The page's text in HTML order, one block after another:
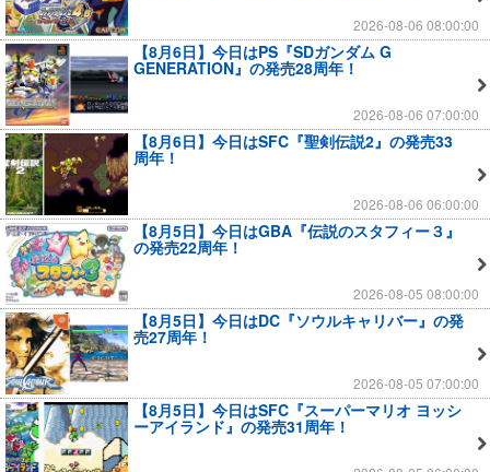
2026-08-06 08:00:00
【8月6日】今日はPS『SDガンダム G
GENERATION』の発売28周年！
2026-08-06 07:00:00
【8月6日】今日はSFC『聖剣伝説2』の発売33
周年！
2026-08-06 06:00:00
【8月5日】今日はGBA『伝説のスタフィー３』
の発売22周年！
2026-08-05 08:00:00
【8月5日】今日はDC『ソウルキャリバー』の発
売27周年！
2026-08-05 07:00:00
【8月5日】今日はSFC『スーパーマリオ ヨッシ
ーアイランド』の発売31周年！